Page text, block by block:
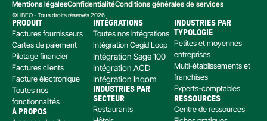
Mentions légalesConfidentialitéConditions générales de services
©LIBEO - Tous droits réservés 2026
PRODUIT
Factures fournisseurs
Cartes de paiement
Pilotage financier
Factures clients
Facture électronique
Toutes nos
fonctionnalités
À PROPOS
INTÉGRATIONS
Toutes nos intégrations
Intégration Cegid Loop
Intégration Sage 100
Intégration ACD
Intégration Inqom
INDUSTRIES PAR
SECTEUR
Restaurants
INDUSTRIES PAR
TYPOLOGIE
Petites et moyennes
entreprises
Multi-établissements et
franchises
Experts-comptables
RESSOURCES
Centre de ressources